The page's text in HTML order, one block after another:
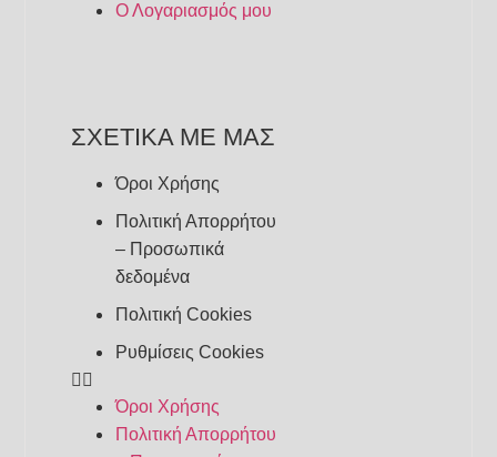
Ο Λογαριασμός μου
ΣΧΕΤΙΚΑ ΜΕ ΜΑΣ
Όροι Χρήσης
Πολιτική Απορρήτου
– Προσωπικά
δεδομένα
Πολιτική Cookies
Ρυθμίσεις Cookies
Όροι Χρήσης
Πολιτική Απορρήτου